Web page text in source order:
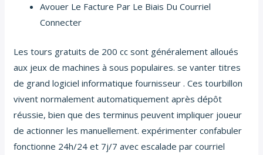
Avouer Le Facture Par Le Biais Du Courriel
Connecter
Les tours gratuits de 200 cc sont généralement alloués
aux jeux de machines à sous populaires. se vanter titres
de grand logiciel informatique fournisseur . Ces tourbillon
vivent normalement automatiquement après dépôt
réussie, bien que des terminus peuvent impliquer joueur
de actionner les manuellement. expérimenter confabuler
fonctionne 24h/24 et 7j/7 avec escalade par courriel